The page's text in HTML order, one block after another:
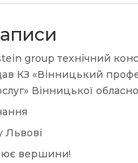
group технічний
КЗ «Вінницький
Вінницької
Львові
вершини!